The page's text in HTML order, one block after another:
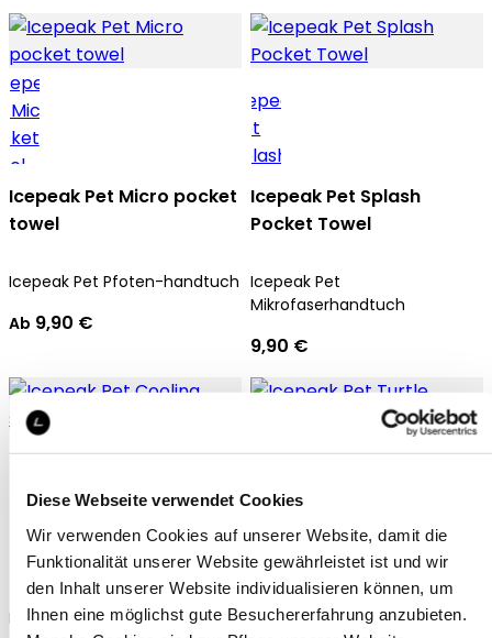
Diese Webseite verwendet Cookies
Wir verwenden Cookies auf unserer Website, damit die
Funktionalität unserer Website gewährleistet ist und wir
den Inhalt unserer Website individualisieren können, um
Ihnen eine möglichst gute Besuchererfahrung anzubieten.
Icepeak Pet Micro pocket
towel
Icepeak Pet Pfoten-handtuch
Ab 9,90 €
Icepeak Pet Splash
Pocket Towel
Icepeak Pet
Mikrofaserhandtuch
9,90 €
Icepeak Pet Cooling scarf
Icepeak Pet Hundehalstuch
Icepeak Pet Turtle
Floating Toy